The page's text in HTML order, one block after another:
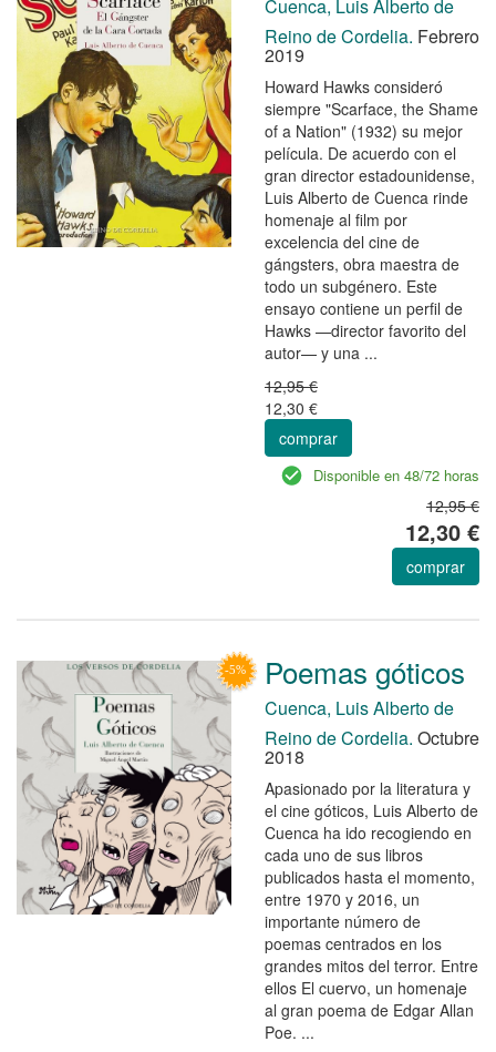
Cuenca, Luis Alberto de
Reino de Cordelia. Febrero
2019
Howard Hawks consideró
siempre "Scarface, the Shame
of a Nation" (1932) su mejor
película. De acuerdo con el
gran director estadounidense,
Luis Alberto de Cuenca rinde
homenaje al film por
excelencia del cine de
gángsters, obra maestra de
todo un subgénero. Este
ensayo contiene un perfil de
Hawks —director favorito del
autor— y una ...
12,95 €
12,30 €
comprar
Disponible en 48/72 horas
12,95 €
12,30 €
comprar
Poemas góticos
Cuenca, Luis Alberto de
Reino de Cordelia. Octubre
2018
Apasionado por la literatura y
el cine góticos, Luis Alberto de
Cuenca ha ido recogiendo en
cada uno de sus libros
publicados hasta el momento,
entre 1970 y 2016, un
importante número de
poemas centrados en los
grandes mitos del terror. Entre
ellos El cuervo, un homenaje
al gran poema de Edgar Allan
Poe. ...